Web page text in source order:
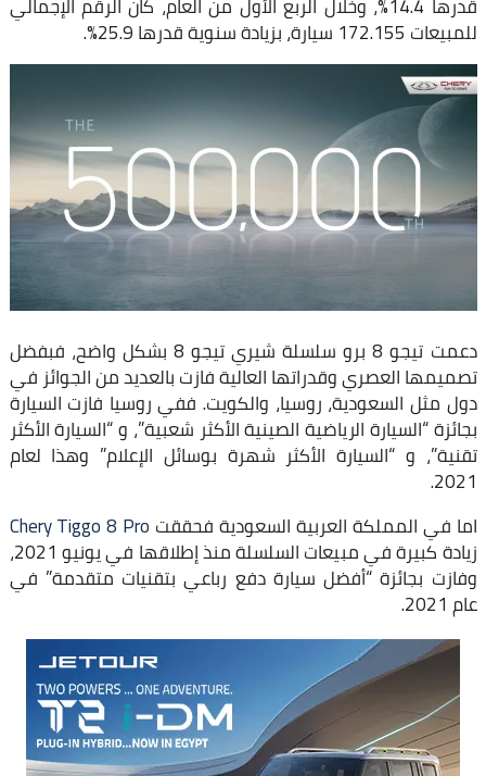
قدرها 14.4%، وخلال الربع الأول من العام، كان الرقم الإجمالي
للمبيعات 172.155 سيارة، بزيادة سنوية قدرها 25.9%.
دعمت تيجو 8 برو سلسلة شيري تيجو 8 بشكل واضح، فبفضل
تصميمها العصري وقدراتها العالية فازت بالعديد من الجوائز في
دول مثل السعودية، روسيا، والكويت. ففي روسيا فازت السيارة
بجائزة “السيارة الرياضية الصينية الأكثر شعبية”، و “السيارة الأكثر
تقنية”، و “السيارة الأكثر شهرة بوسائل الإعلام” وهذا لعام
2021.
اما في المملكة العربية السعودية فحققت Chery Tiggo 8 Pro
زيادة كبيرة في مبيعات السلسلة منذ إطلاقها في يونيو 2021،
وفازت بجائزة “أفضل سيارة دفع رباعي بتقنيات متقدمة” في
عام 2021.